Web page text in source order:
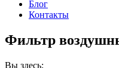
Блог
Контакты
Фильтр
Вы здесь: